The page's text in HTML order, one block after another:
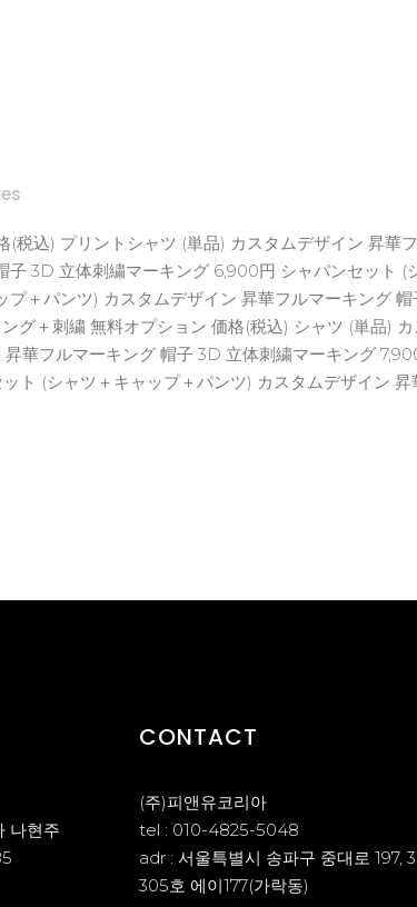
税込) プリントシャツ (単品) カスタムデザイン 昇華
子 3D 立体刺繍マーキング 6,900円 シャパンセット
＋パンツ) カスタムデザイン 昇華フルマーキング
グ＋刺繍 無料オプション 価格(税込) シャツ (単品)
華フルマーキング 帽子 3D 立体刺繍マーキング
ト (シャツ＋キャップ＋パンツ) カスタムデザイン
나현주
CONTACT
(주)피앤유코리아
tel : 010-4825-5048
adr : 서울특별시 송파구 중대로 197,
305호 에이177(가락동)